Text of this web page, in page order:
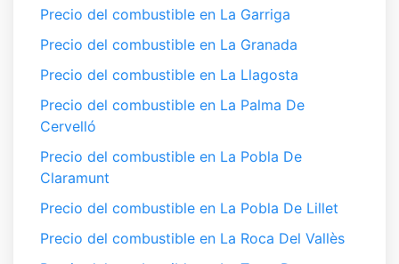
Precio del combustible en La Garriga
Precio del combustible en La Granada
Precio del combustible en La Llagosta
Precio del combustible en La Palma De
Cervelló
Precio del combustible en La Pobla De
Claramunt
Precio del combustible en La Pobla De Lillet
Precio del combustible en La Roca Del Vallès